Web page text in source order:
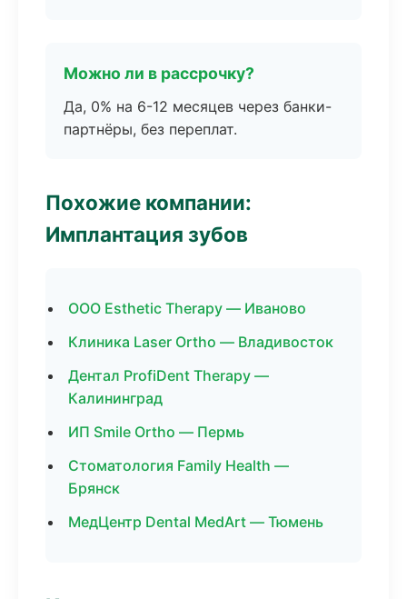
Можно ли в рассрочку?
Да, 0% на 6-12 месяцев через банки-
партнёры, без переплат.
Похожие компании:
Имплантация зубов
ООО Esthetic Therapy — Иваново
Клиника Laser Ortho — Владивосток
Дентал ProfiDent Therapy —
Калининград
ИП Smile Ortho — Пермь
Стоматология Family Health —
Брянск
МедЦентр Dental MedArt — Тюмень